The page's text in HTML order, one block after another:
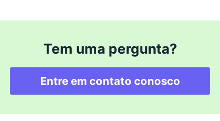
Tem uma pergunta?
Entre em contato conosco